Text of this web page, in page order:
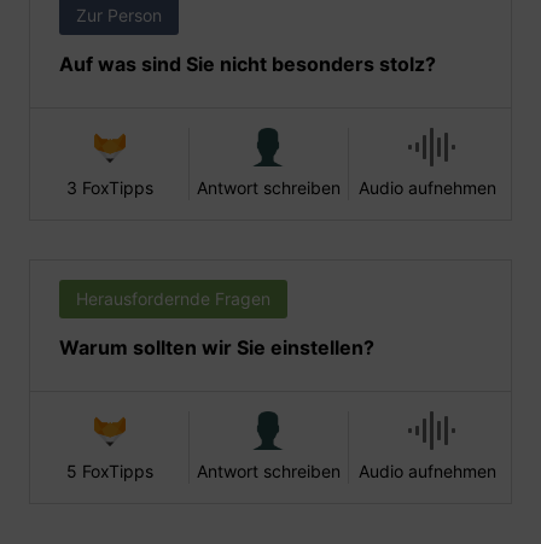
Zur Person
Auf was sind Sie nicht besonders stolz?
3 FoxTipps Antwort schreiben Audio aufnehmen
Herausfordernde Fragen
Warum sollten wir Sie einstellen?
5 FoxTipps Antwort schreiben Audio aufnehmen